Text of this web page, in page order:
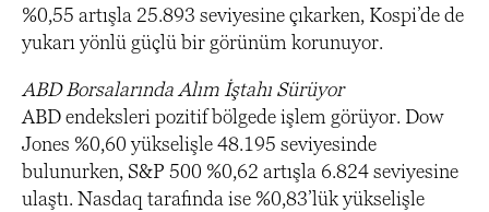
%0,55 artışla 25.893 seviyesine çıkarken, Kospi’de de
yukarı yönlü güçlü bir görünüm korunuyor.
ABD Borsalarında Alım İştahı Sürüyor
ABD endeksleri pozitif bölgede işlem görüyor. Dow
Jones %0,60 yükselişle 48.195 seviyesinde
bulunurken, S&P 500 %0,62 artışla 6.824 seviyesine
ulaştı. Nasdaq tarafında ise %0,83’lük yükselişle